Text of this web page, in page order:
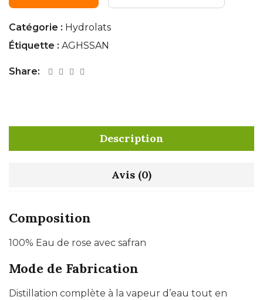
Catégorie : Hydrolats
Étiquette : AGHSSAN
Share:
Description
Avis (0)
Composition
100% Eau de rose avec safran
Mode de Fabrication
Distillation complète à la vapeur d’eau tout en